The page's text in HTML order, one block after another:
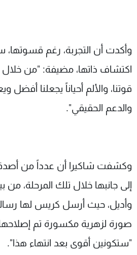
وأكدت أن التجربة، رغم قسوتها،
اكتشاف ذاتها، مضيفة: "من
قوتنا، والألم أحياناً يجعلنا أفضل
والدعم الحقيقي".
وكشفت شاكيرا أن عدداً من
إلى جانبها خلال تلك المرحلة،
وأديل، حيث أرسل كريس لها
صورة لزهرية مكسورة تم
"ستكونين أقوى بعد انتهاء هذا".